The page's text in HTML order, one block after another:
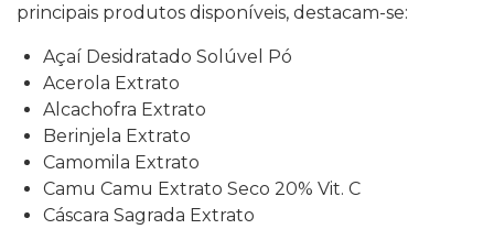
principais produtos disponíveis, destacam-se:
Açaí Desidratado Solúvel Pó
Acerola Extrato
Alcachofra Extrato
Berinjela Extrato
Camomila Extrato
Camu Camu Extrato Seco 20% Vit. C
Cáscara Sagrada Extrato